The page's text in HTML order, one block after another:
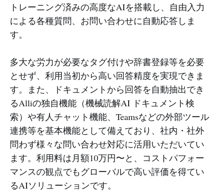
トレーニング済みの高度なAIを搭載し、自由入力
による各種質問、お問い合わせに自動応答しま
す。
多大な労力が必要なタグ付けや辞書登録等を必要
とせず、利用当初から高い回答精度を実現できま
す。また、ドキュメントから回答を自動抽出でき
るAlliの独自機能（機械読解AI ドキュメント検
索）や有人チャット機能、Teamsなどの外部ツール
連携等を基本機能として備えており、社内・社外
問わず様々な問い合わせ対応に活用いただいてい
ます。利用料は月額10万円〜と、コストパフォー
マンスの観点でもグローバルで高い評価を得てい
るAIソリューションです。